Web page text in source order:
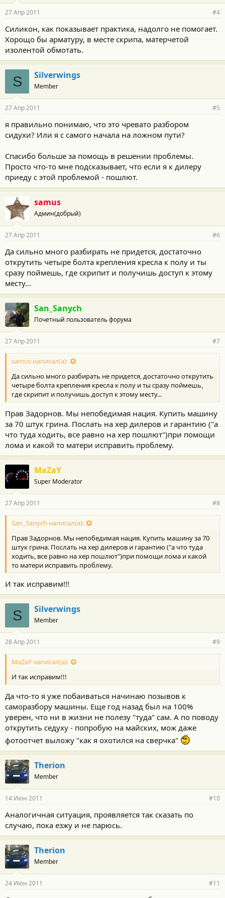
27 Апр 2011 #4
Силикон, как показывает практика, надолго не помогает.
Хорощо бы арматуру, в месте скрипа, матерчетой
изолентой обмотать.
S Silverwings
Member
27 Апр 2011 #5
я правильно понимаю, что это чревато разбором
сидухи? Или я с самого начала на ложном пути?
Спасибо больше за помощь в решении проблемы.
Просто что-то мне подсказывает, что если я к дилеру
приеду с этой проблемой - пошлют.
samus
Админ(добрый)
27 Апр 2011 #6
Да сильно много разбирать не придется, достаточно
открутить четыре болта крепления кресла к полу и ты
сразу поймешь, где скрипит и получишь доступ к этому
месту...
San_Sanych
Почетный пользователь форума
27 Апр 2011 #7
samus написал(а):
Да сильно много разбирать не придется, достаточно открутить
четыре болта крепления кресла к полу и ты сразу поймешь,
где скрипит и получишь доступ к этому месту...
Прав Задорнов. Мы непобедимая нация. Купить машину
за 70 штук грина. Послать на хер дилеров и гарантию ("а
что туда ходить, все равно на хер пошлют")при помощи
лома и какой то матери исправить проблему.
MaZaY
Super Moderator
27 Апр 2011 #8
San_Sanych написал(а):
Прав Задорнов. Мы непобедимая нация. Купить машину за 70
штук грина. Послать на хер дилеров и гарантию ("а что туда
ходить, все равно на хер пошлют")при помощи лома и какой
то матери исправить проблему.
И так исправим!!!
S Silverwings
Member
28 Апр 2011 #9
MaZaY написал(а):
И так исправим!!!
Да что-то я уже побаиваться начинаю позывов к
саморазбору машины. Еще год назад был на 100%
уверен, что ни в жизни не полезу "туда" сам. А по поводу
открутить седуху - попробую на майских, мож даже
фотоотчет выложу "как я охотился на сверчка"
Therion
Member
14 Июн 2011 #10
Аналогичная ситуация, проявляется так сказать по
случаю, пока езжу и не парюсь.
Therion
Member
24 Июн 2011 #11